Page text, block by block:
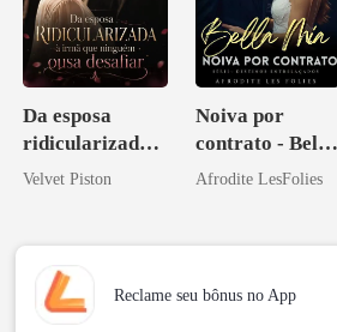
Da esposa
ridicularizada à
irmã que
Velvet Piston
Noiva por
contrato - Bella
Mia
Afrodite LesFolies
Reclame seu bônus no App